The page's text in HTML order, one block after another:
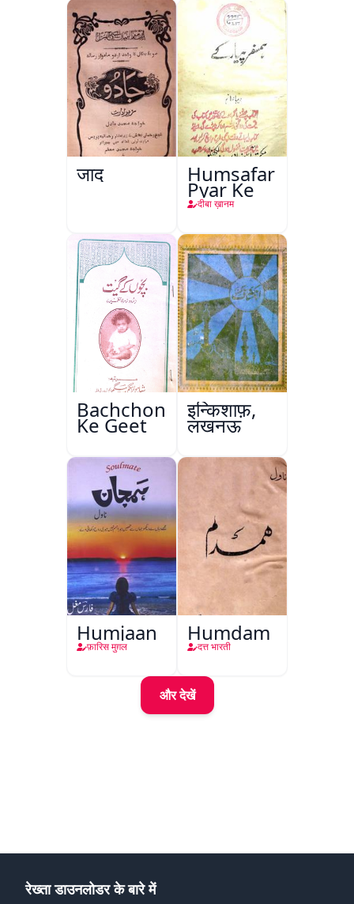
जादू Humsafar
Pyar Ke
दीबा ख़ानम
Bachchon
Ke Geet
इन्किशाफ़,
लखनऊ
Humjaan
फ़ारिस मुग़ल
Humdam
दत्त भारती
और देखें
रेख्ता डाउनलोडर के बारे में